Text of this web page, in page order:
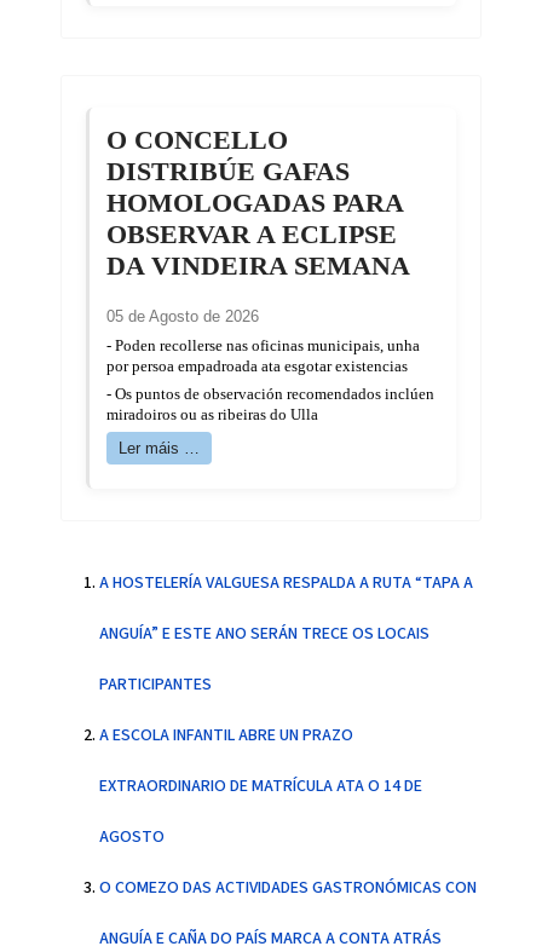
O CONCELLO
DISTRIBÚE GAFAS
HOMOLOGADAS PARA
OBSERVAR A ECLIPSE
DA VINDEIRA SEMANA
05 de Agosto de 2026
- Poden recollerse nas oficinas municipais, unha
por persoa empadroada ata esgotar existencias
- Os puntos de observación recomendados inclúen
miradoiros ou as ribeiras do Ulla
Ler máis …
A HOSTELERÍA VALGUESA RESPALDA A RUTA “TAPA A
ANGUÍA” E ESTE ANO SERÁN TRECE OS LOCAIS
PARTICIPANTES
A ESCOLA INFANTIL ABRE UN PRAZO
EXTRAORDINARIO DE MATRÍCULA ATA O 14 DE
AGOSTO
O COMEZO DAS ACTIVIDADES GASTRONÓMICAS CON
ANGUÍA E CAÑA DO PAÍS MARCA A CONTA ATRÁS